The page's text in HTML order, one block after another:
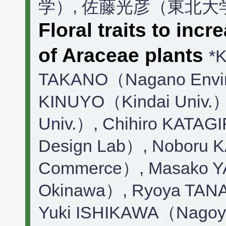
学）, 佐藤光彦（東北
Floral traits to
of Araceae plants
TAKANO（Nagano
KINUYO（Kindai Univ.
Univ.）, Chihiro
Design Lab）, Noboru
Commerce）, Masako
Okinawa）, Ryoya
Yuki ISHIKAWA（